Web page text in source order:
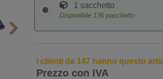
1 sacchetto
Disponibile 136 pacchetto
I clienti da 147 hanno questo
Prezzo con IVA